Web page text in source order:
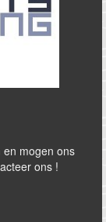
en mogen ons
ons !